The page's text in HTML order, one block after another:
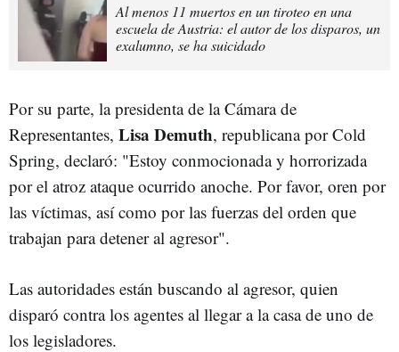
Al menos 11 muertos en un tiroteo en una
escuela de Austria: el autor de los disparos, un
exalumno, se ha suicidado
Por su parte, la presidenta de la Cámara de
Representantes, Lisa Demuth, republicana por Cold
Spring, declaró: "Estoy conmocionada y horrorizada
por el atroz ataque ocurrido anoche. Por favor, oren por
las víctimas, así como por las fuerzas del orden que
trabajan para detener al agresor".
Las autoridades están buscando al agresor, quien
disparó contra los agentes al llegar a la casa de uno de
los legisladores.